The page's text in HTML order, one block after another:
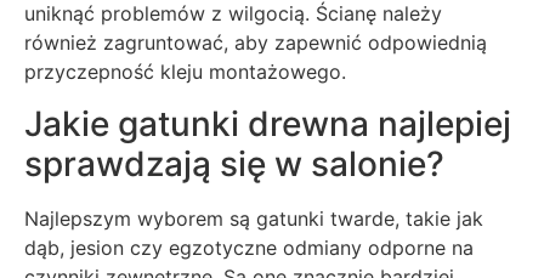
uniknąć problemów z wilgocią. Ścianę należy
również zagruntować, aby zapewnić odpowiednią
przyczepność kleju montażowego.
Jakie gatunki drewna najlepiej
sprawdzają się w salonie?
Najlepszym wyborem są gatunki twarde, takie jak
dąb, jesion czy egzotyczne odmiany odporne na